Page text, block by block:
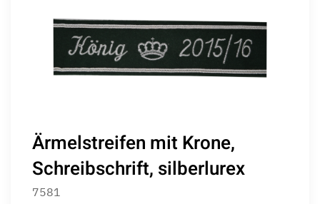
Ärmelstreifen mit Krone,
Schreibschrift, silberlurex
7581